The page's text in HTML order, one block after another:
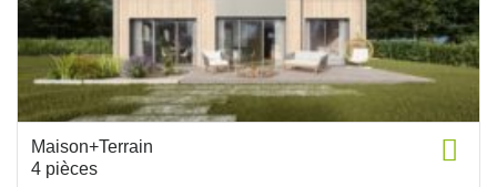
Maison+Terrain
4 pièces